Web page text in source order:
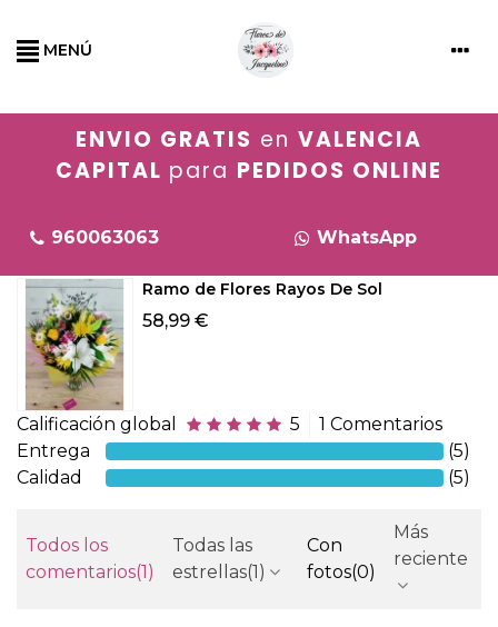
MENÚ
ENVIO GRATIS en VALENCIA
CAPITAL para PEDIDOS ONLINE
960063063 WhatsApp
Ramo de Flores Rayos De Sol
58,99 €
Calificación global 5
1 Comentarios
Entrega
(5)
Calidad
(5)
Todos los
comentarios(1)
Todas las
estrellas(1)
Con
fotos(0)
Más
reciente